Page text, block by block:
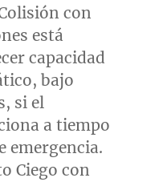
con
está
capacidad
bajo
si el
a tiempo
emergencia.
Ciego con